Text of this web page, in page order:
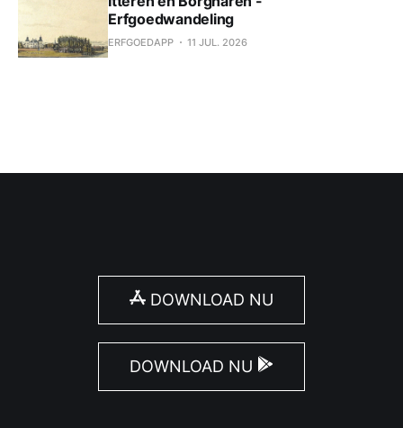
Erfgoedwandeling
ERFGOEDAPP 11 JUL. 2026
DOWNLOAD NU
DOWNLOAD NU